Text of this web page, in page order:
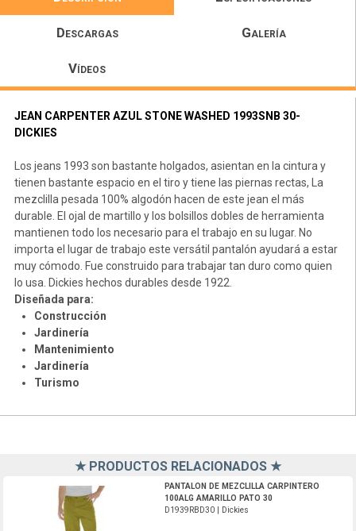
Descargas Galería
Vídeos
JEAN CARPENTER AZUL STONE WASHED 1993SNB 30-
DICKIES
Los jeans 1993 son bastante holgados, asientan en la cintura y
tienen bastante espacio en el tiro y tiene las piernas rectas, La
mezclilla pesada 100% algodón hacen de este jean el más
durable. El ojal de martillo y los bolsillos dobles de herramienta
mantienen todo los necesario para el trabajo en su lugar. No
importa el lugar de trabajo este versátil pantalón ayudará a estar
muy cómodo. Fue construido para trabajar tan duro como quien
lo usa. Dickies hechos durables desde 1922.
Diseñada para:
Construcción
Jardinería
Mantenimiento
Jardinería
Turismo
★ PRODUCTOS RELACIONADOS ★
PANTALON DE MEZCLILLA CARPINTERO
100ALG AMARILLO PATO 30
D1939RBD30 | Dickies